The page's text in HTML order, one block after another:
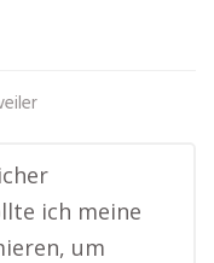
ich meine
um